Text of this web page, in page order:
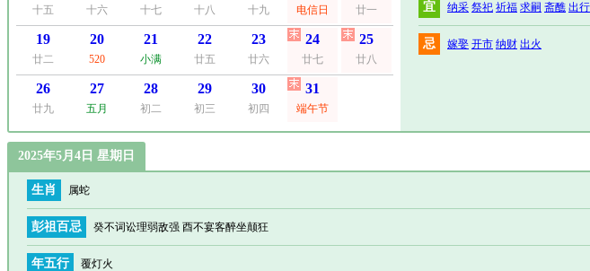
十五 十六 十七 十八 十九 电信日 廿一
19
廿二
20
520
21
小满
22
廿五
23
廿六
24
廿七
25
廿八
26
廿九
27
五月
28
初二
29
初三
30
初四
31
端午节
宜 纳采 祭祀 祈福 求嗣 斋醮 出行
忌 嫁娶 开市 纳财 出火
2025年5月4日 星期日
生肖 属蛇
彭祖百忌 癸不词讼理弱敌强 酉不宴客醉坐颠狂
年五行 覆灯火